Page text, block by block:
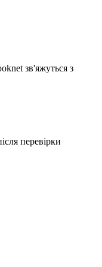
зв'яжуться з
перевірки